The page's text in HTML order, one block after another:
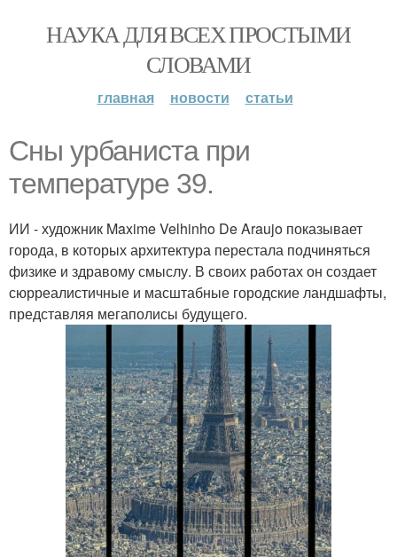
НАУКА ДЛЯ ВСЕХ ПРОСТЫМИ
СЛОВАМИ
главная новости статьи
Сны урбаниста при
температуре 39.
ИИ - художник Maxime Velhinho De Araujo показывает
города, в которых архитектура перестала подчиняться
физике и здравому смыслу. В своих работах он создает
сюрреалистичные и масштабные городские ландшафты,
представляя мегаполисы будущего.